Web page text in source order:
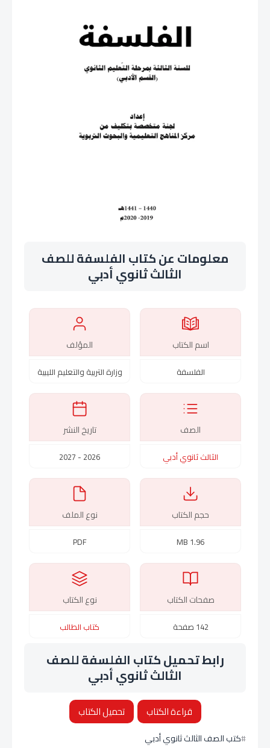
معلومات عن كتاب الفلسفة للصف
الثالث ثانوي أدبي
اسم الكتاب
الفلسفة
المؤلف
وزارة التربية والتعليم الليبية
الصف
الثالث ثانوي أدبي
تاريخ النشر
2026 - 2027
حجم الكتاب
1.96 MB
نوع الملف
PDF
صفحات الكتاب
142 صفحة
نوع الكتاب
كتاب الطالب
رابط تحميل كتاب الفلسفة للصف
الثالث ثانوي أدبي
قراءة الكتاب تحميل الكتاب
كتب الصف الثالث ثانوي أدبي